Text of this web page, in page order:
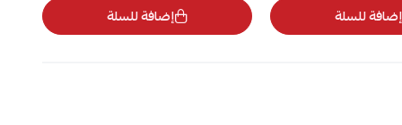
إضافة للسلة إضافة للسلة